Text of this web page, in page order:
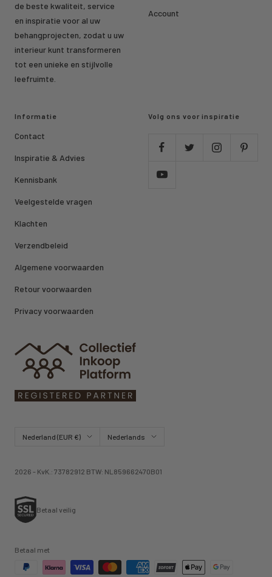
de beste kwaliteit, service
en inspiratie voor al uw
behangprojecten, zodat u uw
interieur kunt transformeren
tot een unieke en stijlvolle
leefruimte.
Account
Informatie
Contact
Inspiratie & Advies
Kennisbank
Veelgestelde vragen
Klachten
Verzendbeleid
Algemene voorwaarden
Retour voorwaarden
Privacy voorwaarden
Volg ons voor inspiratie
Land/regio Nederland (EUR €) TaalNederlands
2026 - KvK.: 73782912 BTW: NL859662470B01
Betaal veilig
Betaal met